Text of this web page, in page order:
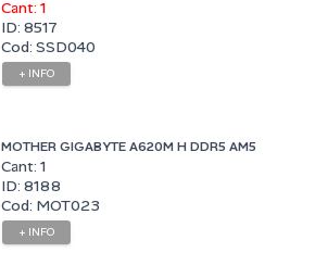
Cant: 1
ID: 8517
Cod: SSD040
+ INFO
MOTHER GIGABYTE A620M H DDR5 AM5
Cant: 1
ID: 8188
Cod: MOT023
+ INFO